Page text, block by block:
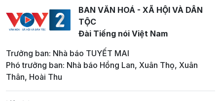
BAN VĂN HOÁ - XÃ HỘI VÀ DÂN
TỘC
Đài Tiếng nói Việt Nam
Trưởng ban: Nhà báo TUYẾT MAI
Phó trưởng ban: Nhà báo Hồng Lan, Xuân Thọ, Xuân
Thân, Hoài Thu